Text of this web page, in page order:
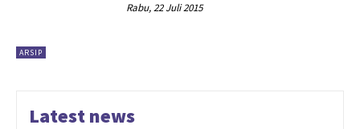
ARSIP
Rabu, 22 Juli 2015
Latest news